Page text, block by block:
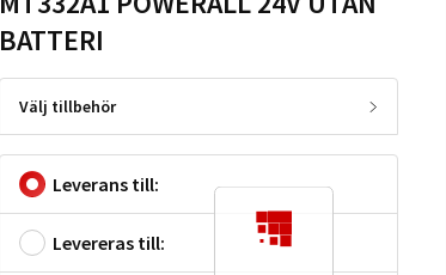
BATTERI
Välj tillbehör
Leverans till:
Levereras till: